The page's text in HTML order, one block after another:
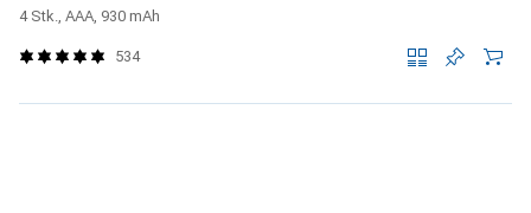
4 Stk., AAA, 930 mAh
534